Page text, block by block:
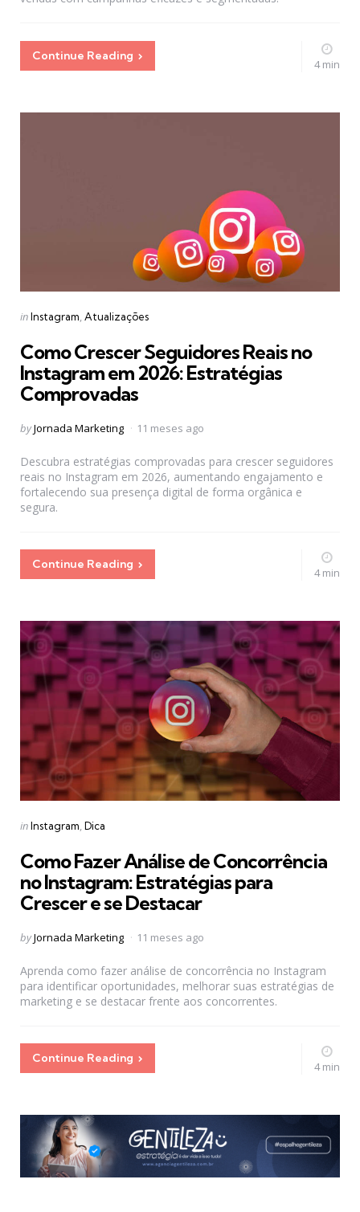
Continue Reading
4 min
Categories
Posted
inInstagram Atualizações
Como Crescer Seguidores Reais no
Instagram em 2026: Estratégias
Comprovadas
Posted
byJornada Marketing 11 meses ago
Descubra estratégias comprovadas para crescer seguidores
reais no Instagram em 2026, aumentando engajamento e
fortalecendo sua presença digital de forma orgânica e
segura.
Continue Reading
4 min
Categories
Posted
inInstagram Dica
Como Fazer Análise de Concorrência
no Instagram: Estratégias para
Crescer e se Destacar
Posted
byJornada Marketing 11 meses ago
Aprenda como fazer análise de concorrência no Instagram
para identificar oportunidades, melhorar suas estratégias de
marketing e se destacar frente aos concorrentes.
Continue Reading
4 min